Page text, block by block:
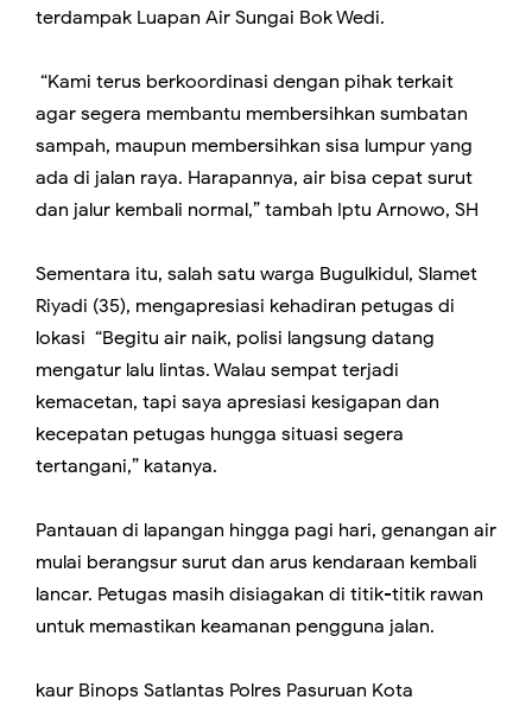
terdampak Luapan Air Sungai Bok Wedi.
“Kami terus berkoordinasi dengan pihak terkait
agar segera membantu membersihkan sumbatan
sampah, maupun membersihkan sisa lumpur yang
ada di jalan raya. Harapannya, air bisa cepat surut
dan jalur kembali normal,” tambah Iptu Arnowo, SH
Sementara itu, salah satu warga Bugulkidul, Slamet
Riyadi (35), mengapresiasi kehadiran petugas di
lokasi “Begitu air naik, polisi langsung datang
mengatur lalu lintas. Walau sempat terjadi
kemacetan, tapi saya apresiasi kesigapan dan
kecepatan petugas hungga situasi segera
tertangani,” katanya.
Pantauan di lapangan hingga pagi hari, genangan air
mulai berangsur surut dan arus kendaraan kembali
lancar. Petugas masih disiagakan di titik-titik rawan
untuk memastikan keamanan pengguna jalan.
kaur Binops Satlantas Polres Pasuruan Kota